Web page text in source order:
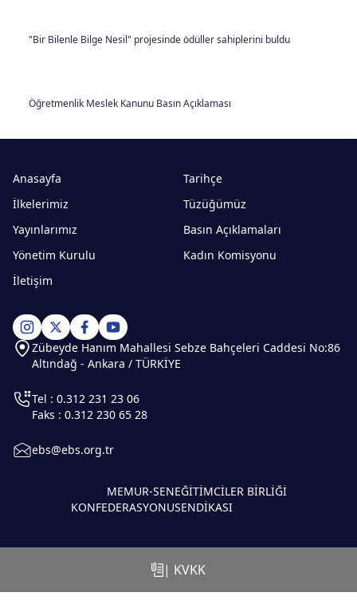
"Bir Bilenle Bilge Nesil" projesinde ödüller sahiplerini buldu
Öğretmenlik Meslek Kanunu Basın Açıklaması
Anasayfa
Tarihçe
İlkelerimiz
Tüzüğümüz
Yayınlarımız
Basın Açıklamaları
Yönetim Kurulu
Kadın Komisyonu
İletişim
MEMUR-SEN
KONFEDERASYONU
EĞİTİMCİLER BİRLİĞİ
SENDİKASI
Zübeyde Hanım Mahallesi Sebze Bahçeleri Caddesi No:86
Altındağ - Ankara / TÜRKİYE
Tel : 0.312 231 23 06
Faks : 0.312 230 65 28
ebs@ebs.org.tr
| KVKK